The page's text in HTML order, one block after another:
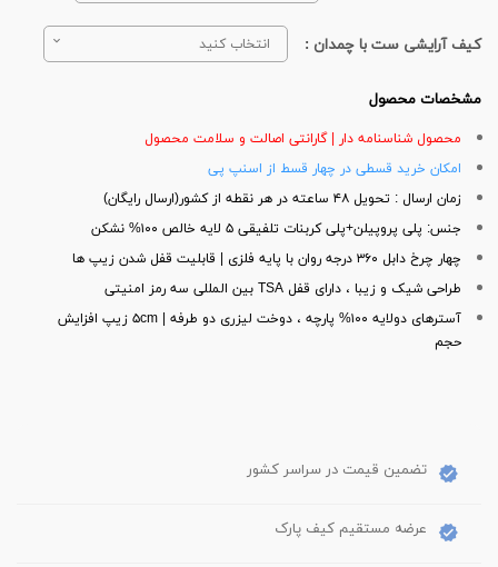
کیف آرایشی ست با چمدان : انتخاب کنید
مشخصات محصول
محصول شناسنامه دار | گارانتی اصالت و سلامت محصول
امکان خرید قسطی در چهار قسط از اسنپ پی
زمان ارسال : تحویل ۴۸ ساعته در هر نقطه از کشور(ارسال رایگان)
جنس: پلی پروپیلن+پلی کربنات تلفیقی ۵ لایه خالص ۱۰۰% نشکن
چهار چرخ دابل ۳۶۰ درجه روان با پایه فلزی | قابلیت قفل شدن زیپ ها
طراحی شیک و زیبا ، دارای قفل TSA بین المللی سه رمز امنیتی
آسترهای دولایه ۱۰۰% پارچه ، دوخت لیزری دو طرفه | ۵cm زیپ افزایش
حجم
تضمین قیمت در سراسر کشور
عرضه مستقیم کیف پارک